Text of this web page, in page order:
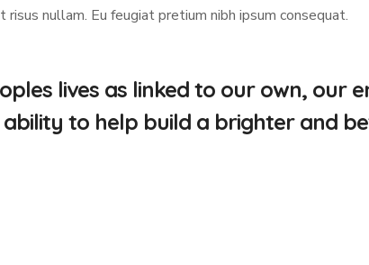
nullam. Eu feugiat pretium nibh ipsum consequat.
lives as linked to our own, our
to help build a brighter and